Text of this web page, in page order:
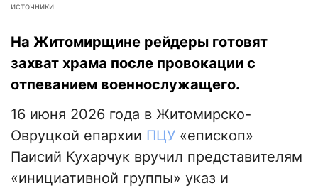
источники
На Житомирщине рейдеры готовят
захват храма после провокации с
отпеванием военнослужащего.
16 июня 2026 года в Житомирско-
Овруцкой епархии ПЦУ «епископ»
Паисий Кухарчук вручил представителям
«инициативной группы» указ и